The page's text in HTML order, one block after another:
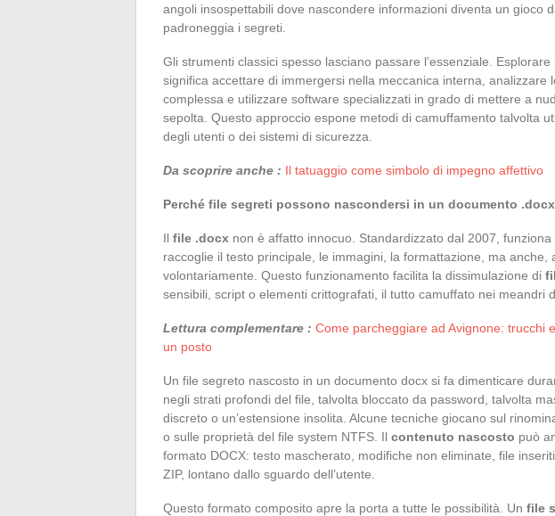
angoli insospettabili dove nascondere informazioni diventa un gioco
padroneggia i segreti.
Gli strumenti classici spesso lasciano passare l’essenziale.
significa accettare di immergersi nella meccanica interna, analizzare
complessa e utilizzare software specializzati in grado di mettere a
sepolta. Questo approccio espone metodi di camuffamento talvolta
degli utenti o dei sistemi di sicurezza.
Da scoprire anche : Il tatuaggio come simbolo di impegno affettivo
Perché file segreti possono nascondersi in un documento .docx
Il file .docx non è affatto innocuo. Standardizzato dal 2007, funziona
raccoglie il testo principale, le immagini, la formattazione, ma anche,
volontariamente. Questo funzionamento facilita la dissimulazione di
sensibili, script o elementi crittografati, il tutto camuffato nei meandri
Lettura complementare : Come parcheggiare ad Avignone: trucchi
un posto
Un file segreto nascosto in un documento docx si fa dimenticare
negli strati profondi del file, talvolta bloccato da password, talvolta
discreto o un’estensione insolita. Alcune tecniche giocano sul
o sulle proprietà del file system NTFS. Il contenuto nascosto può
formato DOCX: testo mascherato, modifiche non eliminate, file
ZIP, lontano dallo sguardo dell’utente.
Questo formato composito apre la porta a tutte le possibilità. Un file